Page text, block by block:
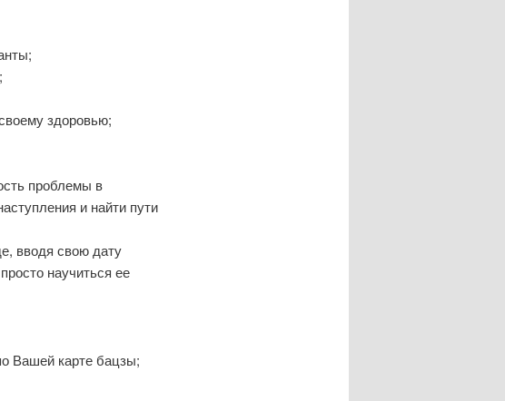
здоровью;
проблемы в
и найти пути
вводя свою дату
научиться ее
Вашей карте бацзы;